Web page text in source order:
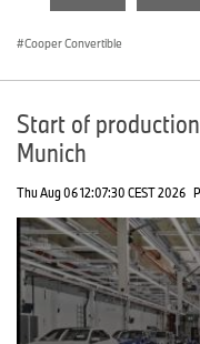
seconds
Cooper Convertible
Start of
Munich
Thu Aug 06 12:07:30 CEST 2026